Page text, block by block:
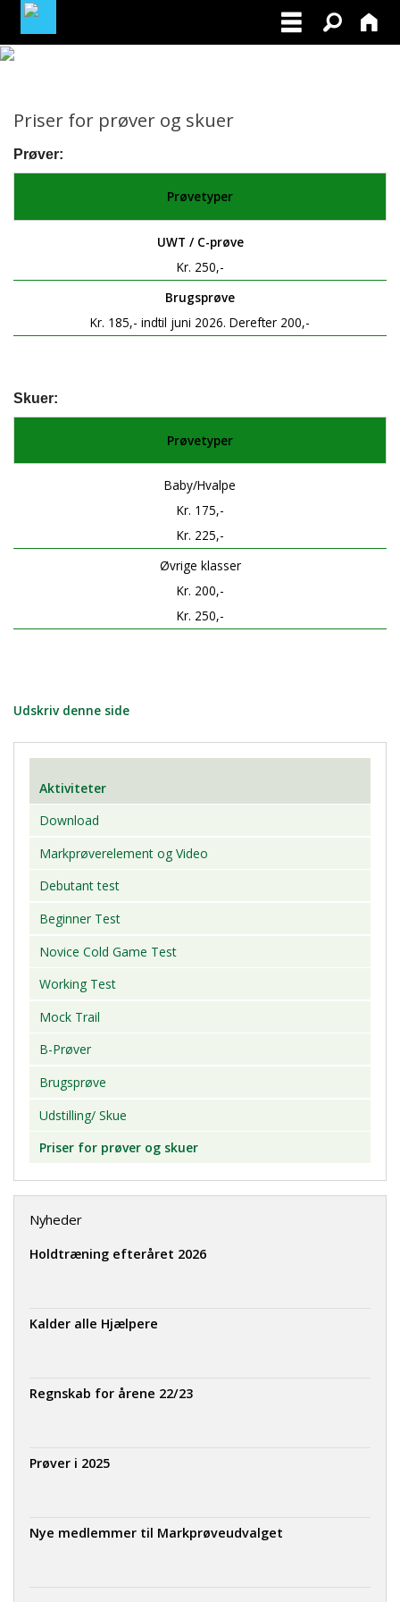
FACEBOOK
MINE TILMELDINGER
LOG-IN TIL PRØVELEDER/INSTRUKTØR
Priser for prøver og skuer
Prøver:
Prøvetyper
UWT / C-prøve
Kr. 250,-
Brugsprøve
Kr. 185,- indtil juni 2026. Derefter 200,-
Skuer:
Prøvetyper
Baby/Hvalpe
Kr. 175,-
Kr. 225,-
Øvrige klasser
Kr. 200,-
Kr. 250,-
Udskriv denne side
Aktiviteter
Download
Markprøverelement og Video
Debutant test
Beginner Test
Novice Cold Game Test
Working Test
Mock Trail
B-Prøver
Brugsprøve
Udstilling/ Skue
Priser for prøver og skuer
Nyheder
Holdtræning efteråret 2026
Kalder alle Hjælpere
Regnskab for årene 22/23
Prøver i 2025
Nye medlemmer til Markprøveudvalget